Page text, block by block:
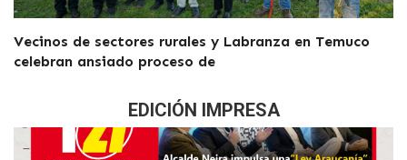
Vecinos de sectores rurales y Labranza en Temuco
celebran ansiado proceso de
EDICIÓN IMPRESA